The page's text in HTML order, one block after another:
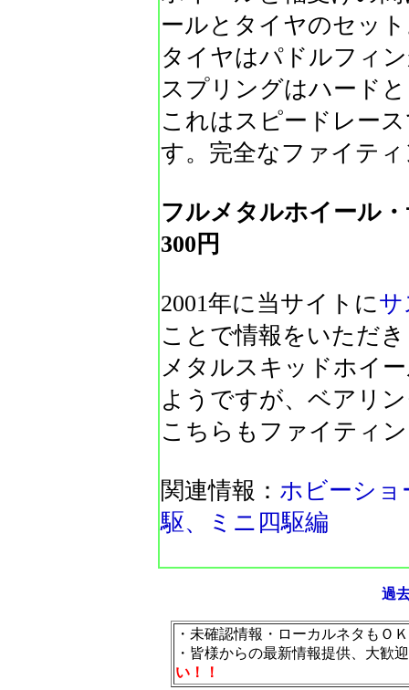
ールとタイヤのセッ
タイヤはパドルフィ
スプリングはハード
これはスピードレー
す。完全なファイテ
フルメタルホイール
300円
2001年に当サイトに
ことで情報をいただ
メタルスキッドホイ
ようですが、ベアリ
こちらもファイティ
関連情報： ホビーショ
駆、ミニ四駆編
過
・未確認情報・ローカルネタもＯ
・皆様からの最新情報提供、大歓
い！！